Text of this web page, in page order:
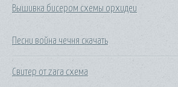
Вышивка бисером схемы орхидеи
Песни война чечня скачать
Свитер от zara схема